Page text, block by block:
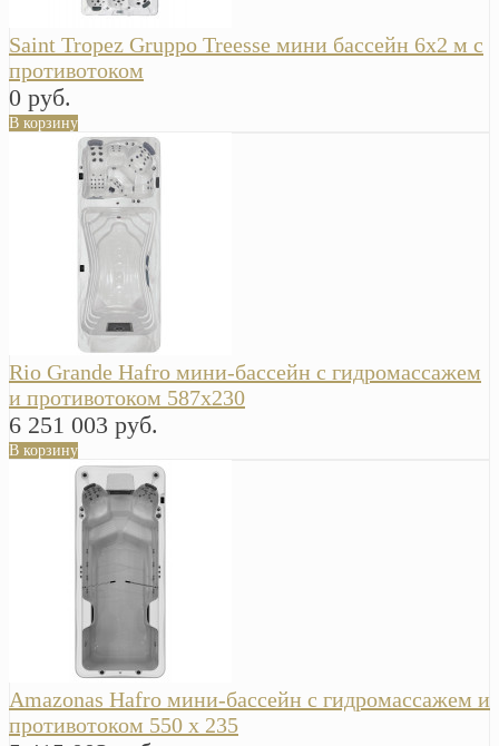
Saint Tropez Gruppo Treesse мини бассейн 6х2 м с
противотоком
0 руб.
В корзину
Rio Grande Hafro мини-бассейн с гидромассажем
и противотоком 587х230
6 251 003 руб.
В корзину
Amazonas Hafro мини-бассейн с гидромассажем и
противотоком 550 х 235